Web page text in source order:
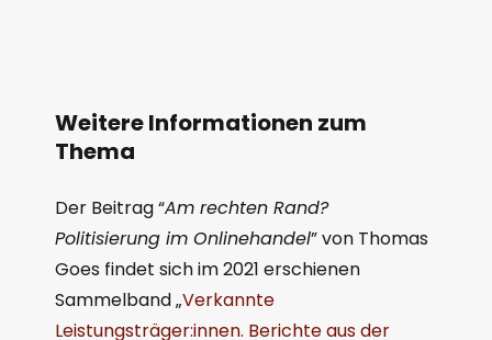
Weitere Informationen zum
Thema
Der Beitrag “Am rechten Rand?
Politisierung im Onlinehandel” von Thomas
Goes findet sich im 2021 erschienen
Sammelband „Verkannte
Leistungsträger:innen. Berichte aus der